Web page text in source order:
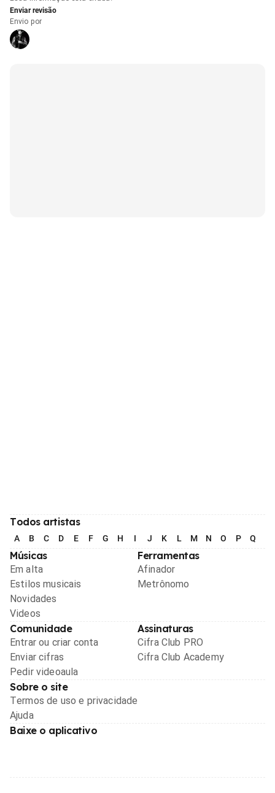
Enviar revisão
Envio por
Todos artistas
A B C D E F G H I J K L M N O P Q
Músicas
Em alta
Estilos musicais
Novidades
Videos
Ferramentas
Afinador
Metrônomo
Comunidade
Entrar ou criar conta
Enviar cifras
Pedir videoaula
Assinaturas
Cifra Club PRO
Cifra Club Academy
Sobre o site
Termos de uso e privacidade
Ajuda
Baixe o aplicativo